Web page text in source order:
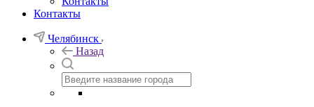
Контакты
Челябинск
Назад